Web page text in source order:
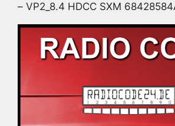
– VP2_8.4 HDCC SXM